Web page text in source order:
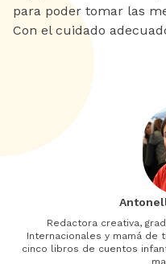
para poder tomar las
Con el cuidado
Redactora creativa,
Internacionales y mamá de
cinco libros de cuentos